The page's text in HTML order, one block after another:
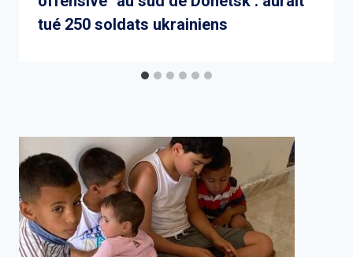
tué 250 soldats ukrainiens